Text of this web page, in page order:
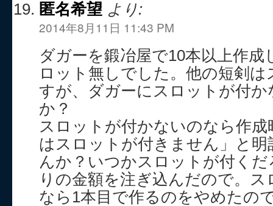
匿名希望 より:
2014年8月11日 11:43 PM
ダガーを鍛冶屋で10本以上作
ロット無しでした。他の短剣
すが、ダガーにスロットが付
か？
スロットが付かないのなら作
はスロットが付きません」と
んか？いつかスロットが付く
りの金額を注ぎ込んだので。
なら1本目で作るのをやめたの